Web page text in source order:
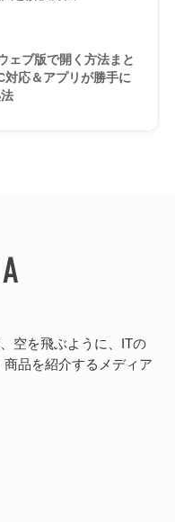
ェブ版で開く方法まと
対応＆アプリが勝手に
空を飛ぶように、ITの
品を紹介するメディア